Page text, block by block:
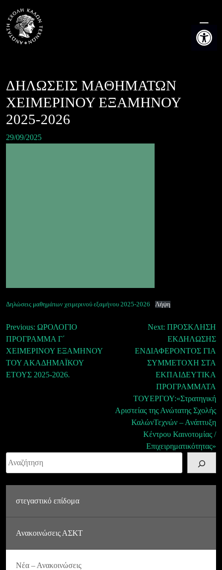
Ανοίξτε
content
ΔΗΛΩΣΕΙΣ ΜΑΘΗΜΑΤΩΝ
ΧΕΙΜΕΡΙΝΟΥ ΕΞΑΜΗΝΟΥ
2025-2026
29/09/2025
Δηλώσεις μαθημάτων χειμερινού εξαμήνου 2025-2026 Λήψη
Πλοήγηση
άρθρων
Previous: ΩΡΟΛΟΓΙΟ
ΠΡΟΓΡΑΜΜΑ Γ΄
ΧΕΙΜΕΡΙΝΟΥ ΕΞΑΜΗΝΟΥ
ΤΟΥ ΑΚΑΔΗΜΑΪΚΟΥ
ΕΤΟΥΣ 2025-2026.
Next: ΠΡΟΣΚΛΗΣΗ
ΕΚΔΗΛΩΣΗΣ
ΕΝΔΙΑΦΕΡΟΝΤΟΣ ΓΙΑ
ΣΥΜΜΕΤΟΧΗ ΣΤΑ
ΕΚΠΑΙΔΕΥΤΙΚΑ
ΠΡΟΓΡΑΜΜΑΤΑ
ΤΟΥΕΡΓΟΥ:«Στρατηγική
Αριστείας της Ανώτατης Σχολής
ΚαλώνΤεχνών – Ανάπτυξη
Κέντρου Καινοτομίας /
Επιχειρηματικότητας»
Αναζήτηση
στεγαστικό επίδομα
Ανακοινώσεις ΑΣΚΤ
Νέα – Ανακοινώσεις